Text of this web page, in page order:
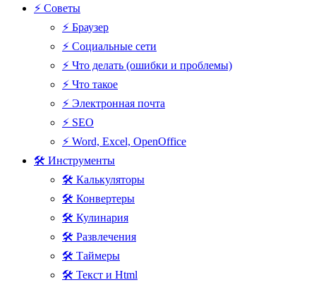
⚡ Советы
⚡ Браузер
⚡ Социальные сети
⚡ Что делать (ошибки и проблемы)
⚡ Что такое
⚡ Электронная почта
⚡ SEO
⚡ Word, Excel, OpenOffice
🛠 Инструменты
🛠 Калькуляторы
🛠 Конвертеры
🛠 Кулинария
🛠 Развлечения
🛠 Таймеры
🛠 Текст и Html